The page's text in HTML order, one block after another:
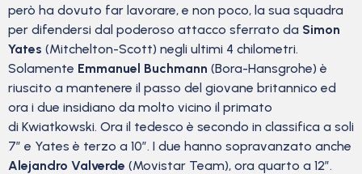
però ha dovuto far lavorare, e non poco, la sua squadra
per difendersi dal poderoso attacco sferrato da Simon
Yates (Mitchelton-Scott) negli ultimi 4 chilometri.
Solamente Emmanuel Buchmann (Bora-Hansgrohe) è
riuscito a mantenere il passo del giovane britannico ed
ora i due insidiano da molto vicino il primato
di Kwiatkowski. Ora il tedesco è secondo in classifica a soli
7″ e Yates è terzo a 10″. I due hanno sopravanzato anche
Alejandro Valverde (Movistar Team), ora quarto a 12″.